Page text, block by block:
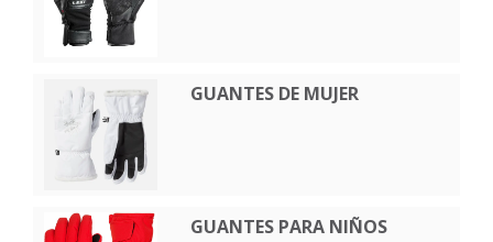
GUANTES DE MUJER
GUANTES PARA NIÑOS